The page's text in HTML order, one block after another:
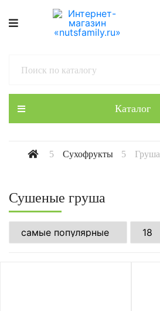
Каталог
Сухофрукты Груша
Сушеные груша